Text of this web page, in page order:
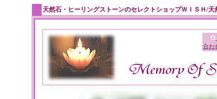
天然石・ヒーリングストーンのセレクトショップＷＩＳＨ/
合わ